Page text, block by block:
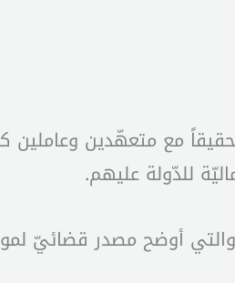
مع متعهّدين وعاملين
للدّولة عليهم.